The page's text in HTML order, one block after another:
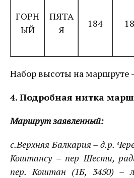
ГОРН
ЫЙ
ПЯТА
Я
184 18
Набор высоты на маршруте
4. Подробная нитка
Маршрут заявленный:
с.Верхняя Балкария – д.р.
Коштансу – пер Шести,
пер. Коштан (1Б, 3450) –